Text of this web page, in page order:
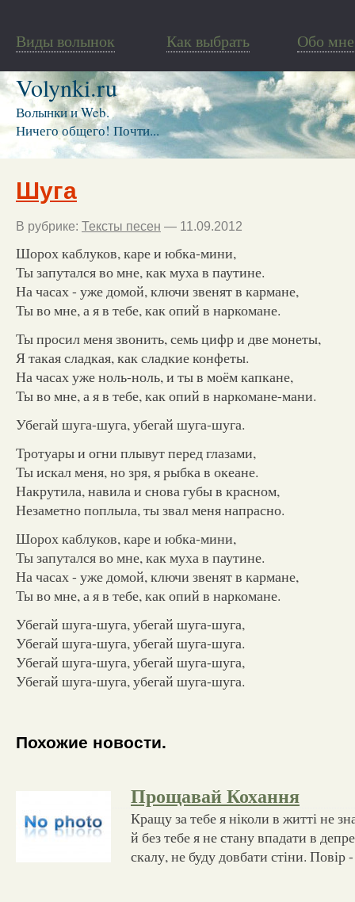
Виды волынок Как выбрать Обо мне
Volynki.ru
Волынки и Web.
Ничего общего! Почти...
Шуга
В рубрике: Тексты песен — 11.09.2012
Шорох каблуков, каре и юбка-мини,
Ты запутался во мне, как муха в паутине.
На часах - уже домой, ключи звенят в кармане,
Ты во мне, а я в тебе, как опий в наркомане.
Ты просил меня звонить, семь цифр и две монеты,
Я такая сладкая, как сладкие конфеты.
На часах уже ноль-ноль, и ты в моём капкане,
Ты во мне, а я в тебе, как опий в наркомане-мани.
Убегай шуга-шуга, убегай шуга-шуга.
Тротуары и огни плывут перед глазами,
Ты искал меня, но зря, я рыбка в океане.
Накрутила, навила и снова губы в красном,
Незаметно поплыла, ты звал меня напрасно.
Шорох каблуков, каре и юбка-мини,
Ты запутался во мне, как муха в паутине.
На часах - уже домой, ключи звенят в кармане,
Ты во мне, а я в тебе, как опий в наркомане.
Убегай шуга-шуга, убегай шуга-шуга,
Убегай шуга-шуга, убегай шуга-шуга.
Убегай шуга-шуга, убегай шуга-шуга,
Убегай шуга-шуга, убегай шуга-шуга.
Похожие новости.
Прощавай Кохання
Кращу за тебе я ніколи в житті не
й без тебе я не стану впадати в
скалу, не буду довбати стіни. Повір